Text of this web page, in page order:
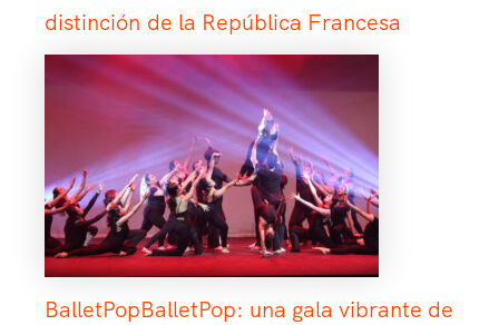
distinción de la República Francesa
BalletPopBalletPop: una gala vibrante de